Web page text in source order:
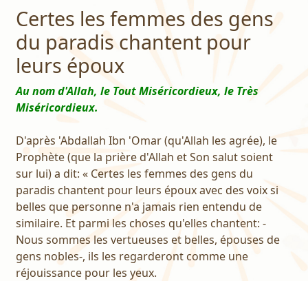
Certes les femmes des gens
du paradis chantent pour
leurs époux
Au nom d'Allah, le Tout Miséricordieux, le Très
Miséricordieux.
D'après 'Abdallah Ibn 'Omar (qu'Allah les agrée), le
Prophète (que la prière d'Allah et Son salut soient
sur lui) a dit: « Certes les femmes des gens du
paradis chantent pour leurs époux avec des voix si
belles que personne n'a jamais rien entendu de
similaire. Et parmi les choses qu'elles chantent: -
Nous sommes les vertueuses et belles, épouses de
gens nobles-, ils les regarderont comme une
réjouissance pour les yeux.